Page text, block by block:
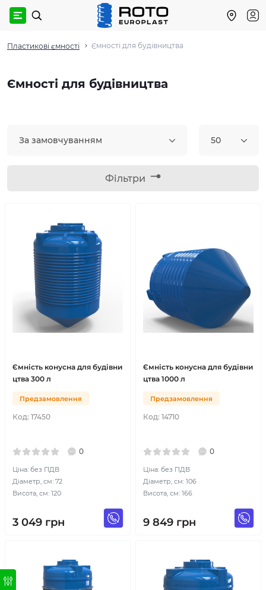
Пластикові ємності Ємності для будівництва
Ємності для будівництва
За замовчуванням 50
Фільтри
Ємність конусна для будівни
цтва 300 л
Код: 17450
Предзамовлення
0
Ціна: без ПДВ
Діаметр, см: 72
Висота, см: 120
3 049 грн
Ємність конусна для будівни
цтва 1000 л
Код: 14710
Предзамовлення
0
Ціна: без ПДВ
Діаметр, см: 106
Висота, см: 166
9 849 грн